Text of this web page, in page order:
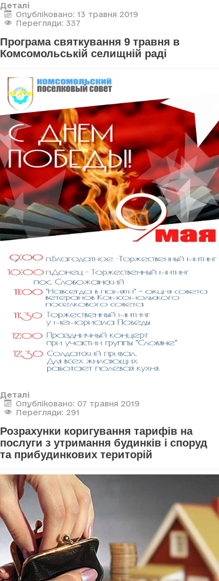
Деталі
Опубліковано: 13 травня 2019
Перегляди: 337
Програма святкування 9 травня в
Комсомольській селищній раді
Деталі
Опубліковано: 07 травня 2019
Перегляди: 291
Розрахунки коригування тарифів на
послуги з утримання будинків і споруд
та прибудинкових територій